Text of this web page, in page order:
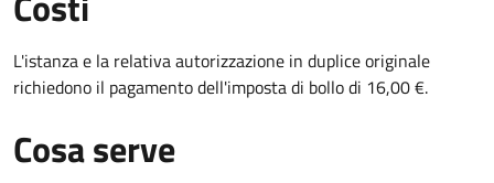
L'istanza e la relativa autorizzazione in duplice originale
richiedono il pagamento dell'imposta di bollo di 16,00 €.
Cosa serve